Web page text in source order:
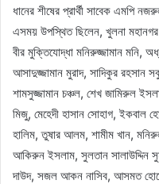
ধানের শীষের প্রার্থী সাবেক এমপি
এসময় উপস্থিত ছিলেন, খুলনা মহানগর
বীর মুক্তিযোদ্ধা মনিরুজ্জামান মনি,
আসাদুজ্জামান মুরাদ, সাদিকুর
শামসুজ্জামান চঞ্চল, শেখ জামিরুল
মিজু, মেহেদী হাসান সোহাগ, ইকবাল
হালিম, তুষার আলম, শামীম খান,
আকিরুন ইসলাম, সুলতান সালাউদ্দিন
দাউদ, সজল আকন নাসিব, আসমত